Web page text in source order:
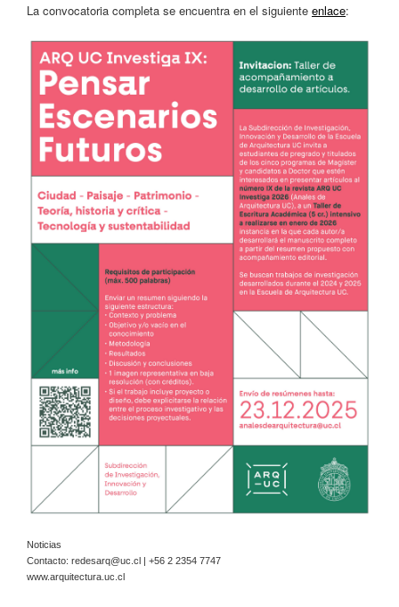
La convocatoria completa se encuentra en el siguiente enlace:
Noticias
Contacto: redesarq@uc.cl | +56 2 2354 7747
www.arquitectura.uc.cl